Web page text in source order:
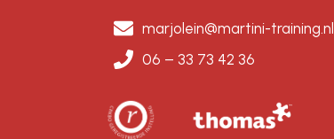
marjolein@martini-training.nl
06 – 33 73 42 36